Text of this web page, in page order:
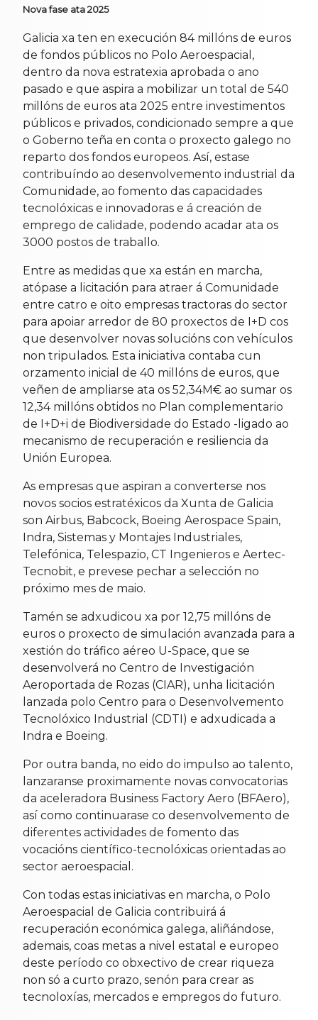
Nova fase ata 2025
Galicia xa ten en execución 84 millóns de euros
de fondos públicos no Polo Aeroespacial,
dentro da nova estratexia aprobada o ano
pasado e que aspira a mobilizar un total de 540
millóns de euros ata 2025 entre investimentos
públicos e privados, condicionado sempre a que
o Goberno teña en conta o proxecto galego no
reparto dos fondos europeos. Así, estase
contribuíndo ao desenvolvemento industrial da
Comunidade, ao fomento das capacidades
tecnolóxicas e innovadoras e á creación de
emprego de calidade, podendo acadar ata os
3000 postos de traballo.
Entre as medidas que xa están en marcha,
atópase a licitación para atraer á Comunidade
entre catro e oito empresas tractoras do sector
para apoiar arredor de 80 proxectos de I+D cos
que desenvolver novas solucións con vehículos
non tripulados. Esta iniciativa contaba cun
orzamento inicial de 40 millóns de euros, que
veñen de ampliarse ata os 52,34M€ ao sumar os
12,34 millóns obtidos no Plan complementario
de I+D+i de Biodiversidade do Estado -ligado ao
mecanismo de recuperación e resiliencia da
Unión Europea.
As empresas que aspiran a converterse nos
novos socios estratéxicos da Xunta de Galicia
son Airbus, Babcock, Boeing Aerospace Spain,
Indra, Sistemas y Montajes Industriales,
Telefónica, Telespazio, CT Ingenieros e Aertec-
Tecnobit, e prevese pechar a selección no
próximo mes de maio.
Tamén se adxudicou xa por 12,75 millóns de
euros o proxecto de simulación avanzada para a
xestión do tráfico aéreo U-Space, que se
desenvolverá no Centro de Investigación
Aeroportada de Rozas (CIAR), unha licitación
lanzada polo Centro para o Desenvolvemento
Tecnolóxico Industrial (CDTI) e adxudicada a
Indra e Boeing.
Por outra banda, no eido do impulso ao talento,
lanzaranse proximamente novas convocatorias
da aceleradora Business Factory Aero (BFAero),
así como continuarase co desenvolvemento de
diferentes actividades de fomento das
vocacións científico-tecnolóxicas orientadas ao
sector aeroespacial.
Con todas estas iniciativas en marcha, o Polo
Aeroespacial de Galicia contribuirá á
recuperación económica galega, aliñándose,
ademais, coas metas a nivel estatal e europeo
deste período co obxectivo de crear riqueza
non só a curto prazo, senón para crear as
tecnoloxías, mercados e empregos do futuro.